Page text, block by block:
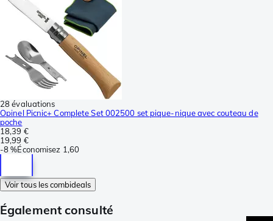
28 évaluations
Opinel Picnic+ Complete Set 002500 set pique-nique avec couteau de
poche
18,39 €
19,99 €
-8 %Économisez 1,60
Voir tous les combideals
Également consulté